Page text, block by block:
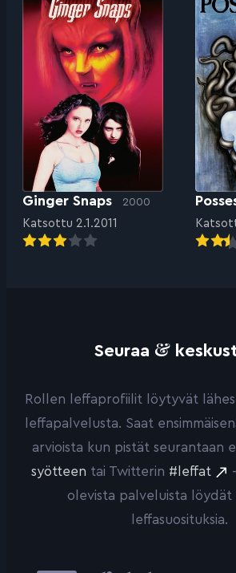
Ginger Snaps 2000
Katsottu 2.1.2011
Seuraa &
Rollen leffaprofiilit löytyvät lähes
leffapalvelusta. Saat
arvioista kun pistät seurantaan
syötteen tai Twitterin #leffat
olevista palveluista löydät
leffasuosituksia.